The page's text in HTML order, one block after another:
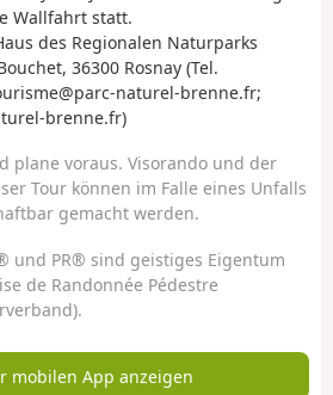
Wallfahrt statt.
des Regionalen Naturparks
36300 Rosnay (Tel.
naturel-brenne.fr;
brenne.fr)
plane voraus. Visorando und der
Tour können im Falle eines Unfalls
gemacht werden.
und PR® sind geistiges Eigentum
de Randonnée Pédestre
mobilen App anzeigen